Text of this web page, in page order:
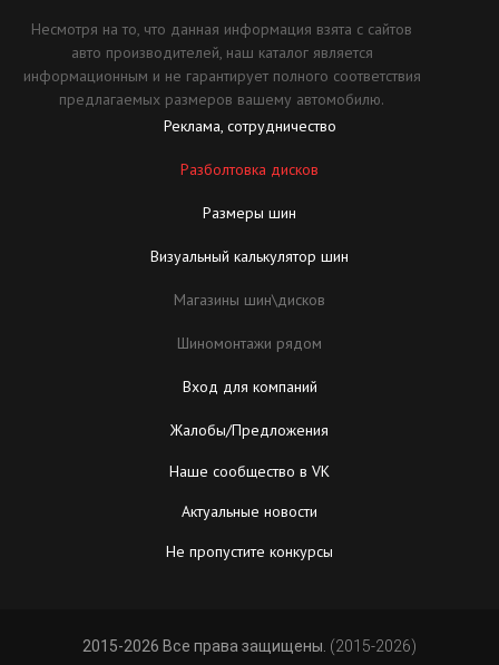
Несмотря на то, что данная информация взята с сайтов
авто производителей, наш каталог является
информационным и не гарантирует полного соответствия
предлагаемых размеров вашему автомобилю.
Реклама, сотрудничество
Разболтовка дисков
Размеры шин
Визуальный калькулятор шин
Магазины шин\дисков
Шиномонтажи рядом
Вход для компаний
Жалобы/Предложения
Наше сообщество в VK
Актуальные новости
Не пропустите конкурсы
2015-2026 Все права защищены. (2015-2026)